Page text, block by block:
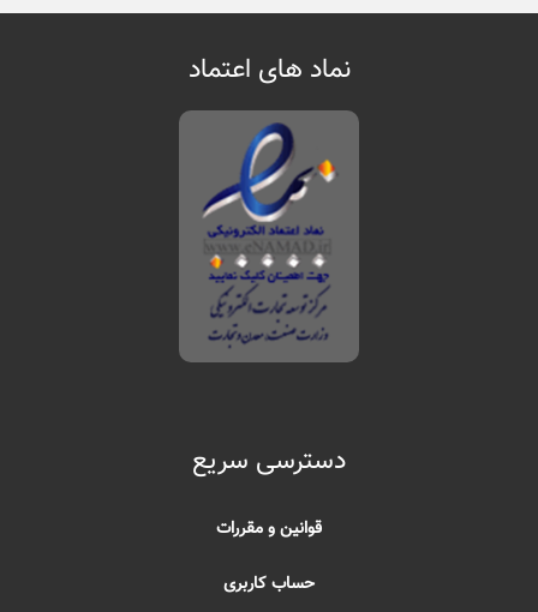
نماد های اعتماد
دسترسی سریع
قوانین و مقررات
حساب کاربری